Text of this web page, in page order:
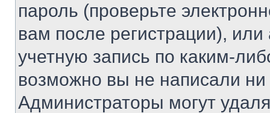
пароль (проверьте
вам после регистрации),
учетную запись по каким-
возможно вы не написали
Администраторы могут